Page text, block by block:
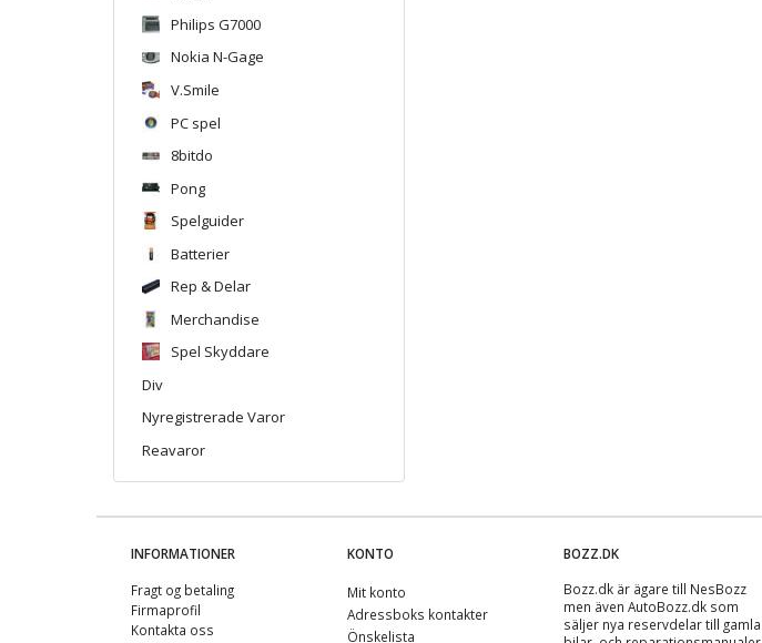
Philips G7000
Nokia N-Gage
V.Smile
PC spel
8bitdo
Pong
Spelguider
Batterier
Rep & Delar
Merchandise
Spel Skyddare
Div
Nyregistrerade Varor
Reavaror
INFORMATIONER
Fragt og betaling
Firmaprofil
Kontakta oss
KONTO
Mit konto
Adressboks kontakter
Önskelista
BOZZ.DK
Bozz.dk är ägare till NesBozz
men även AutoBozz.dk som
säljer nya reservdelar till gamla